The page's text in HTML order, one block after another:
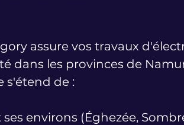
assure vos travaux
dans les provinces de
s'étend de :
environs (Éghezée,